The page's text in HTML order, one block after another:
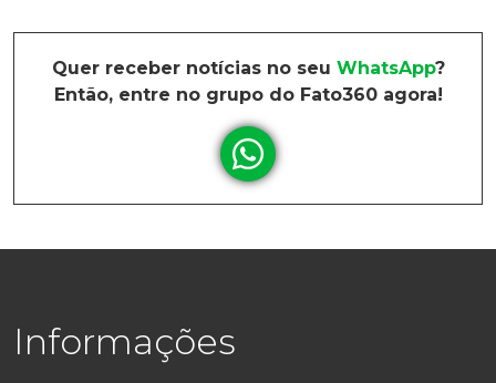
Quer receber notícias no seu WhatsApp?
Então, entre no grupo do Fato360 agora!
Informações